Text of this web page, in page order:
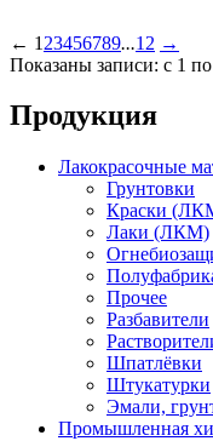
← 1 23456789...12 →
Показаны записи: с 1
Продукция
Лакокрасочные
Грунтовки
Краски
Лаки (ЛКМ)
Прочее
Разбавители
Шпатлёвки
Штукатурки
Эмали,
Промышленная